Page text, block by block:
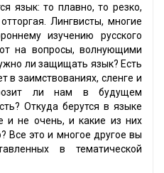
язык: то плавно, то резко,
Лингвисты, многие
изучению русского
на вопросы, волнующими
ли защищать язык? Есть
в заимствованиях, сленге и
ли нам в будущем
Откуда берутся в языке
и не очень, и какие из них
Все это и многое другое вы
в тематической